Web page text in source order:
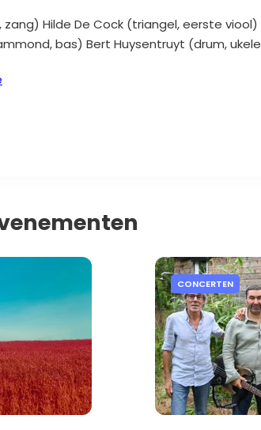
Hilde De Cock (triangel, eerste
bas) Bert Huysentruyt (drum,
CONCERTEN